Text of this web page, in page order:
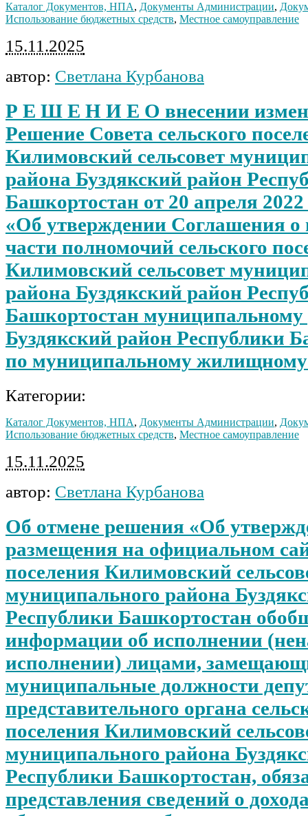
Каталог Документов, НПА, Документы Администрации,
Использование бюджетных средств, Местное самоуправление
15.11.2025
автор: Светлана Курбанова
Р Е Ш Е Н И Е О внесении
Решение Совета сельского
Килимовский сельсовет
района Буздякский район
Башкортостан от 20 апреля
«Об утверждении Соглашения о
части полномочий сельского
Килимовский сельсовет
района Буздякский район
Башкортостан муниципальному
Буздякский район Республики
по муниципальному
Категории:
Каталог Документов, НПА, Документы Администрации,
Использование бюджетных средств, Местное самоуправление
15.11.2025
автор: Светлана Курбанова
Об отмене решения «Об
размещения на официальном
поселения Килимовский
муниципального района
Республики Башкортостан
информации об исполнении
исполнении) лицами,
муниципальные должности
представительного органа
поселения Килимовский
муниципального района
Республики Башкортостан,
представления сведений о